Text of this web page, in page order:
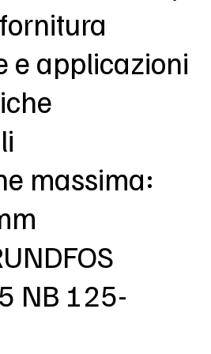
e applicazioni
massima:
NB 125-